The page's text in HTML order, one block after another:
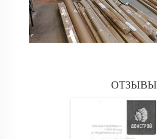
ОТЗЫВЫ